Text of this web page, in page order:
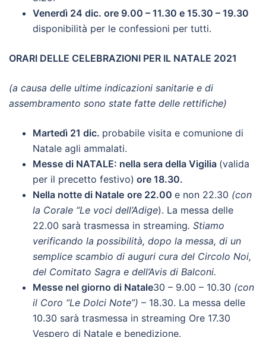
Venerdì 24 dic. ore 9.00 – 11.30 e 15.30 – 19.30
disponibilità per le confessioni per tutti.
ORARI DELLE CELEBRAZIONI PER IL NATALE 2021
(a causa delle ultime indicazioni sanitarie e di
assembramento sono state fatte delle rettifiche)
Martedì 21 dic. probabile visita e comunione di
Natale agli ammalati.
Messe di NATALE: nella sera della Vigilia (valida
per il precetto festivo) ore 18.30.
Nella notte di Natale ore 22.00 e non 22.30 (con
la Corale “Le voci dell’Adige). La messa delle
22.00 sarà trasmessa in streaming. Stiamo
verificando la possibilità, dopo la messa, di un
semplice scambio di auguri cura del Circolo Noi,
del Comitato Sagra e dell’Avis di Balconi.
Messe nel giorno di Natale30 – 9.00 – 10.30 (con
il Coro “Le Dolci Note”) – 18.30. La messa delle
10.30 sarà trasmessa in streaming Ore 17.30
Vespero di Natale e benedizione.